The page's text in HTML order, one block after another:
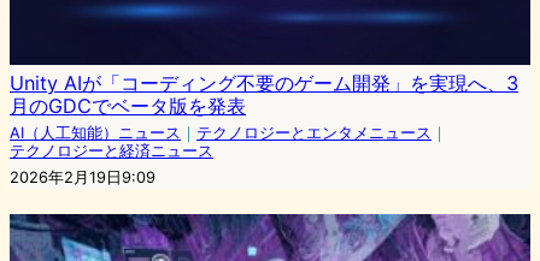
Unity AIが「コーディング不要のゲーム開発」を実現へ、3
月のGDCでベータ版を発表
AI（人工知能）ニュース ｜ テクノロジーとエンタメニュース ｜
テクノロジーと経済ニュース
2026年2月19日9:09